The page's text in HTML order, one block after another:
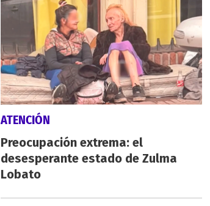
ATENCIÓN
Preocupación extrema: el
desesperante estado de Zulma
Lobato